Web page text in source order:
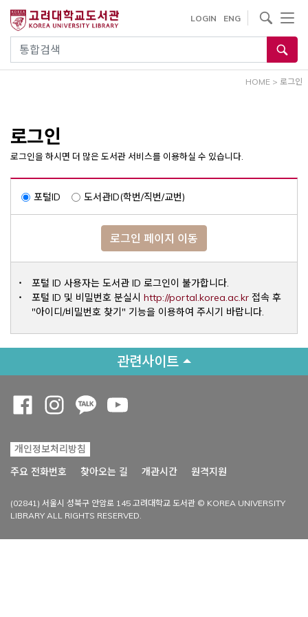
건
통합검색
LOGIN ENG
사이트내 검색
HOME > 로그인
로그인
로그인을 하시면 더 많은 도서관 서비스를 이용하실 수 있습니다.
포털ID 도서관ID(학번/직번/교번)
로그인 페이지 이동
포털 ID 사용자는 도서관 ID 로그인이 불가합니다.
포털 ID 및 비밀번호 분실시 http://portal.korea.ac.krOpens a
접속 후
"아이디/비밀번호 찾기" 기능을 이용하여 주시기 바랍니다.
관련사이트
개인정보처리방침
주요 전화번호
찾아오는 길 개관시간 원격지원
(02841) 서울시 성북구 안암로 145 고려대학교 도서관 © KOREA UNIVERSITY
LIBRARY ALL RIGHTS RESERVED.
Opens a new window
Opens a new window
Opens a new window